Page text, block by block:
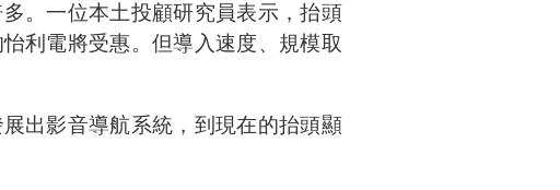
。一位本土投顧研究員表示，抬頭
利電將受惠。但導入速度、規模取
出影音導航系統，到現在的抬頭顯